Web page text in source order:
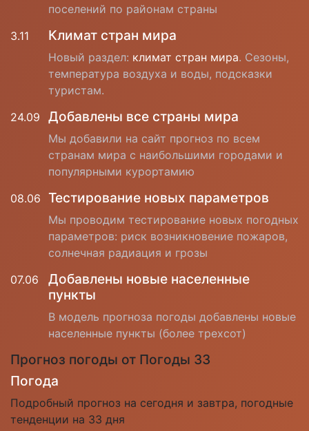
поселений по районам страны
3.11
Климат стран мира
Новый раздел: климат стран мира. Сезоны,
температура воздуха и воды, подсказки
туристам.
24.09
Добавлены все страны мира
Мы добавили на сайт прогноз по всем
странам мира с наибольшими городами и
популярными курортамию
08.06 Тестирование новых параметров
Мы проводим тестирование новых погодных
параметров: риск возникновение пожаров,
солнечная радиация и грозы
07.06
Добавлены новые населенные
пункты
В модель прогноза погоды добавлены новые
населенные пункты (более трехсот)
Прогноз погоды от Погоды 33
Погода
Подробный прогноз на сегодня и завтра, погодные
тенденции на 33 дня